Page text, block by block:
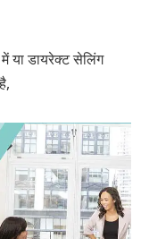
या डायरेक्ट सेलिंग